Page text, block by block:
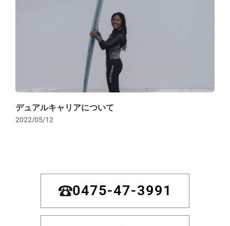
デュアルキャリアについて
2022/05/12
0475-47-3991